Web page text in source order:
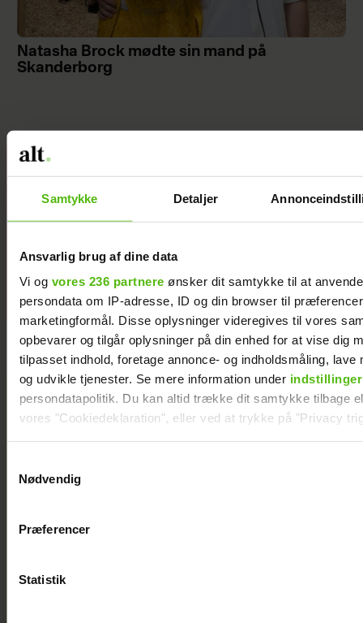
Samtykke Detaljer
Ansvarlig brug af dine data
Vi og vores 236 partnere ønsker dit samtykke til at
persondata om IP-adresse, ID og din browser til
marketingformål. Disse oplysninger videregives til vores
opbevarer og tilgår oplysninger på din enhed for at vise dig
tilpasset indhold, foretage annonce- og indholdsmåling, lave
og udvikle tjenester. Se mere information under indstillinger
persondatapolitik. Du kan altid trække dit samtykke tilbage
vores "Cookiedeklaration", eller ved at trykke på "Privacy
Vi anvender egne cookies og cookies fra tredjeparter til at
generere statistik og huske dine præferencer samt til brug
Nødvendig
Præferencer
Statistik
Natasha Brock mødte sin mand på
Skanderborg
første gang:
Jeg er nervøs!